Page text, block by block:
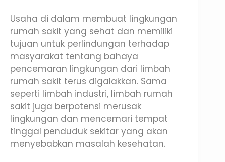
Usaha di dalam membuat lingkungan
rumah sakit yang sehat dan memiliki
tujuan untuk perlindungan terhadap
masyarakat tentang bahaya
pencemaran lingkungan dari limbah
rumah sakit terus digalakkan. Sama
seperti limbah industri, limbah rumah
sakit juga berpotensi merusak
lingkungan dan mencemari tempat
tinggal penduduk sekitar yang akan
menyebabkan masalah kesehatan.